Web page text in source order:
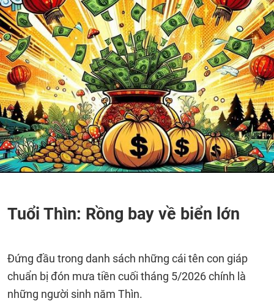
Tuổi Thìn: Rồng bay về biển lớn
Đứng đầu trong danh sách những cái tên con giáp
chuẩn bị đón mưa tiền cuối tháng 5/2026 chính là
những người sinh năm Thìn.